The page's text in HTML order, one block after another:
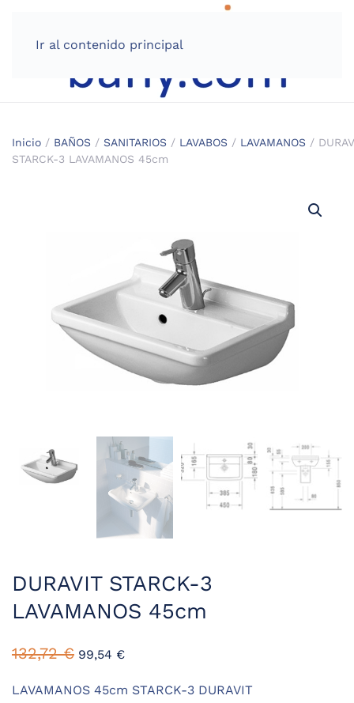
Ir al contenido principal
Inicio / BAÑOS / SANITARIOS / LAVABOS / LAVAMANOS /
STARCK-3 LAVAMANOS 45cm
DURAVIT STARCK-3
LAVAMANOS 45cm
132,72€ 99,54 €
LAVAMANOS 45cm STARCK-3 DURAVIT